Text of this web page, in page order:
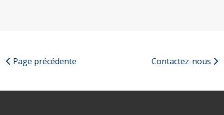
Page précédente Contactez-nous